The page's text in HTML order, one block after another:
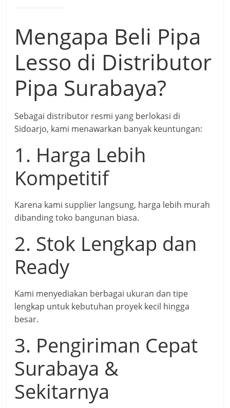
Mengapa Beli Pipa
Lesso di Distributor
Pipa Surabaya?
Sebagai distributor resmi yang berlokasi di
Sidoarjo, kami menawarkan banyak keuntungan:
1. Harga Lebih
Kompetitif
Karena kami supplier langsung, harga lebih murah
dibanding toko bangunan biasa.
2. Stok Lengkap dan
Ready
Kami menyediakan berbagai ukuran dan tipe
lengkap untuk kebutuhan proyek kecil hingga
besar.
3. Pengiriman Cepat
Surabaya &
Sekitarnya